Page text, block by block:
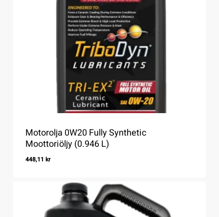
Motorolja 0W20 Fully Synthetic
Moottoriöljy (0.946 L)
448,11 kr